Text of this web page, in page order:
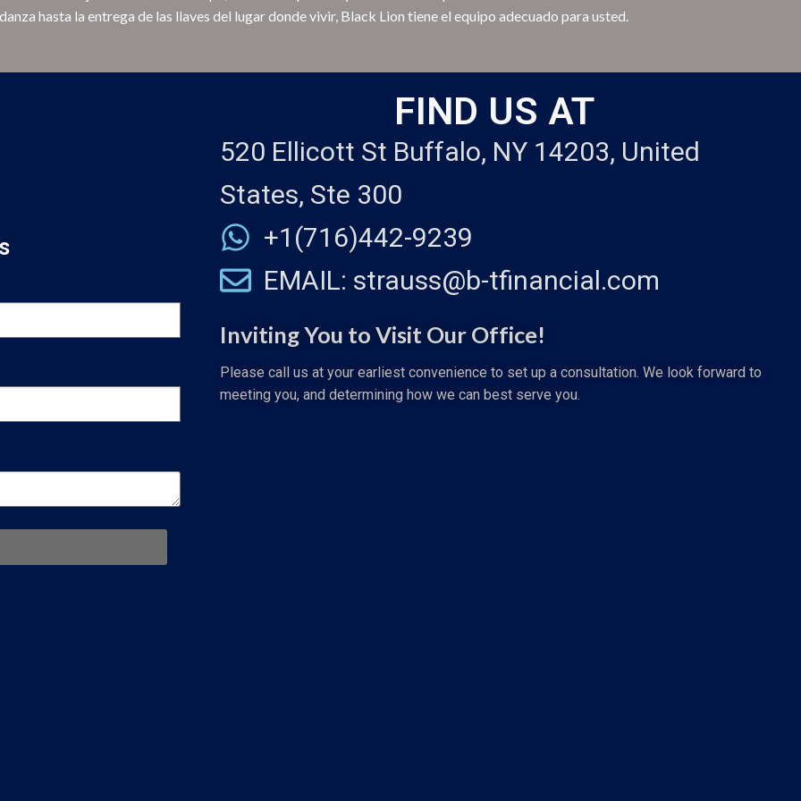
hasta la entrega de las llaves del lugar donde vivir, Black Lion tiene el equipo adecuado para usted.
FIND US AT
520 Ellicott St Buffalo, NY 14203, United
States, Ste 300
+1(716)442-9239
EMAIL: strauss@b-tfinancial.com
Inviting You to Visit Our Office!
Please call us at your earliest convenience to set up a consultation. We look forward to
meeting you, and determining how we can best serve you.